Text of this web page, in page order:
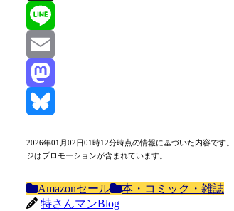
X
Line
Email
Mastodon
2026年01月02日01時12分時点の情報に基づいた内容です
ジはプロモーションが含まれています。
Amazonセール
本・コミック・雑誌
特さんマンBlog